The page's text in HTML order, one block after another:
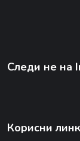
Следи не на
Корисни